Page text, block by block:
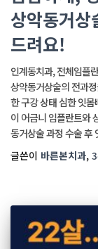
상악동거상
드려요!
인계동치과, 전체임플
상악동거상술의 전과
한 구강 상태 심한 잇
이 어금니 임플란트와
동거상술 과정 수술 후
글쓴이 바른본치과,